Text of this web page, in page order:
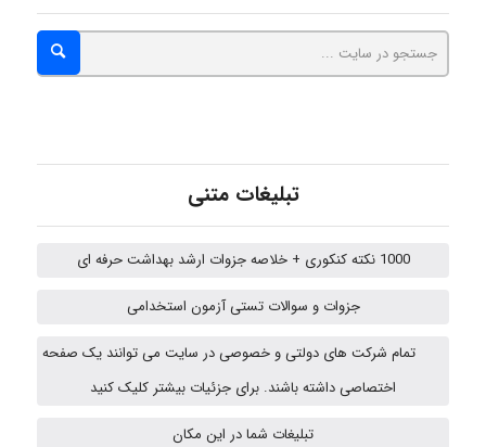
A.balandeh
تبلیغات متنی
1000 نکته کنکوری + خلاصه جزوات ارشد بهداشت حرفه ای
جزوات و سوالات تستی آزمون استخدامی
تمام شرکت های دولتی و خصوصی در سایت می توانند یک صفحه
اختصاصی داشته باشند. برای جزئیات بیشتر کلیک کنید
تبلیغات شما در این مکان